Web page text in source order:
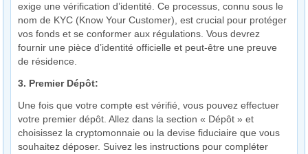
exige une vérification d’identité. Ce processus, connu sous le
nom de KYC (Know Your Customer), est crucial pour protéger
vos fonds et se conformer aux régulations. Vous devrez
fournir une pièce d’identité officielle et peut-être une preuve
de résidence.
3. Premier Dépôt:
Une fois que votre compte est vérifié, vous pouvez effectuer
votre premier dépôt. Allez dans la section « Dépôt » et
choisissez la cryptomonnaie ou la devise fiduciaire que vous
souhaitez déposer. Suivez les instructions pour compléter